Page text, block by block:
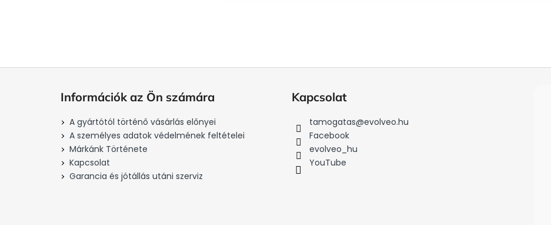
Információk az Ön számára
A gyártótól történő vásárlás előnyei
A személyes adatok védelmének feltételei
Márkánk Története
Kapcsolat
Garancia és jótállás utáni szerviz
Kapcsolat
tamogatas@evolveo.hu
Facebook
evolveo_hu
YouTube